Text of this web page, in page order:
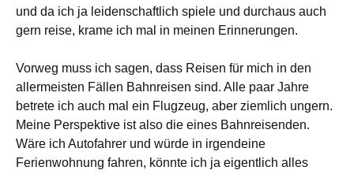
und da ich ja leidenschaftlich spiele und durchaus auch
gern reise, krame ich mal in meinen Erinnerungen.
Vorweg muss ich sagen, dass Reisen für mich in den
allermeisten Fällen Bahnreisen sind. Alle paar Jahre
betrete ich auch mal ein Flugzeug, aber ziemlich ungern.
Meine Perspektive ist also die eines Bahnreisenden.
Wäre ich Autofahrer und würde in irgendeine
Ferienwohnung fahren, könnte ich ja eigentlich alles